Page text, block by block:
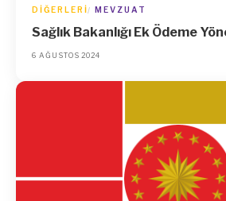
DIĞERLERI MEVZUAT
Sağlık Bakanlığı Ek Ödeme
6 AĞUSTOS 2024